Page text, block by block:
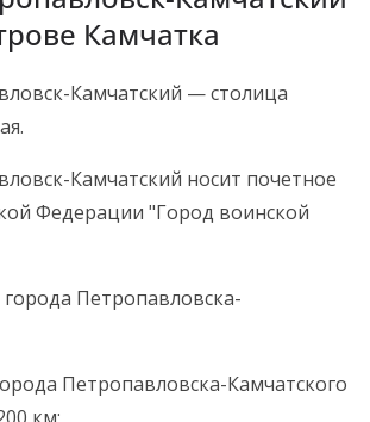
Камчатка
Камчатский — столица
Камчатский носит почетное
Федерации "Город воинской
Петропавловска-
Петропавловска-Камчатского